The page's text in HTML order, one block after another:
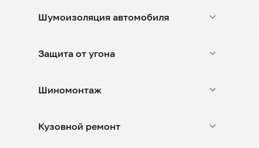
Шумоизоляция автомобиля
Защита от угона
Шиномонтаж
Кузовной ремонт